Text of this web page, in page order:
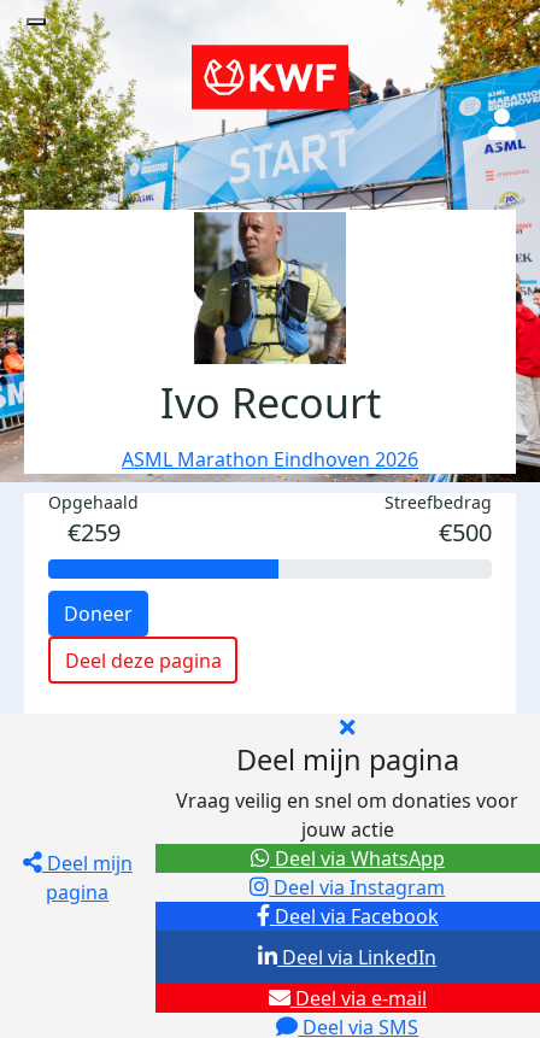
Ivo Recourt
ASML Marathon Eindhoven 2026
Opgehaald
€259
Streefbedrag
€500
Doneer
Deel deze pagina
Deel mijn
pagina
Deel mijn pagina
Vraag veilig en snel om donaties voor
jouw actie
Deel via Facebook
Deel via Instagram
Deel via e-mail
Deel via SMS
Deel via LinkedIn
Deel via WhatsApp